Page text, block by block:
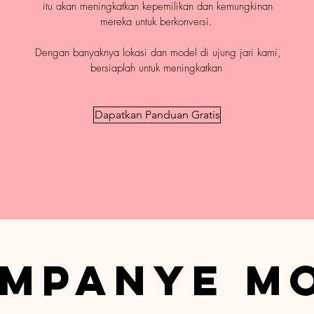
itu akan meningkatkan kepemilikan dan kemungkinan
mereka untuk berkonversi.
Dengan banyaknya lokasi dan model di ujung jari kami,
bersiaplah untuk meningkatkan
Dapatkan Panduan Gratis